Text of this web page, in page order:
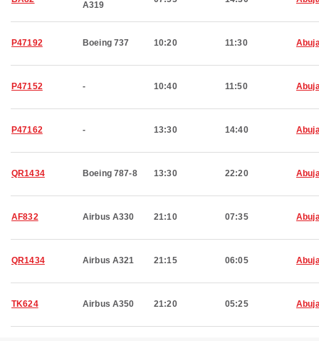
A319
P47192 Boeing 737 10:20 11:30
P47152 - 10:40 11:50
P47162 - 13:30 14:40
QR1434 Boeing 787-8 13:30 22:20
AF832 Airbus A330 21:10 07:35
QR1434 Airbus A321 21:15 06:05
TK624 Airbus A350 21:20 05:25